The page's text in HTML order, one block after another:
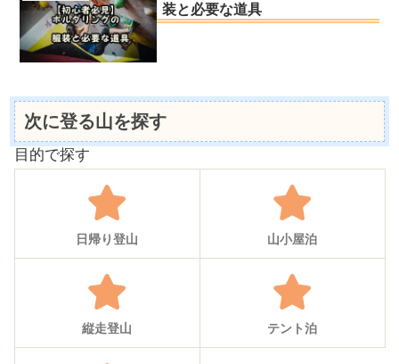
装と必要な道具
次に登る山を探す
目的で探す
日帰り登山 山小屋泊
縦走登山 テント泊